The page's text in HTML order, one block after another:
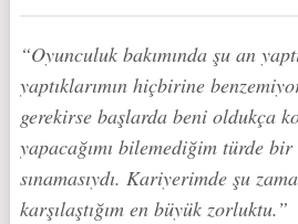
“Oyunculuk bakımında şu an
yaptıklarımın hiçbirine
gerekirse başlarda beni oldukça
yapacağımı bilemediğim türde
sınamasıydı. Kariyerimde şu
karşılaştığım en büyük zorluktu.”